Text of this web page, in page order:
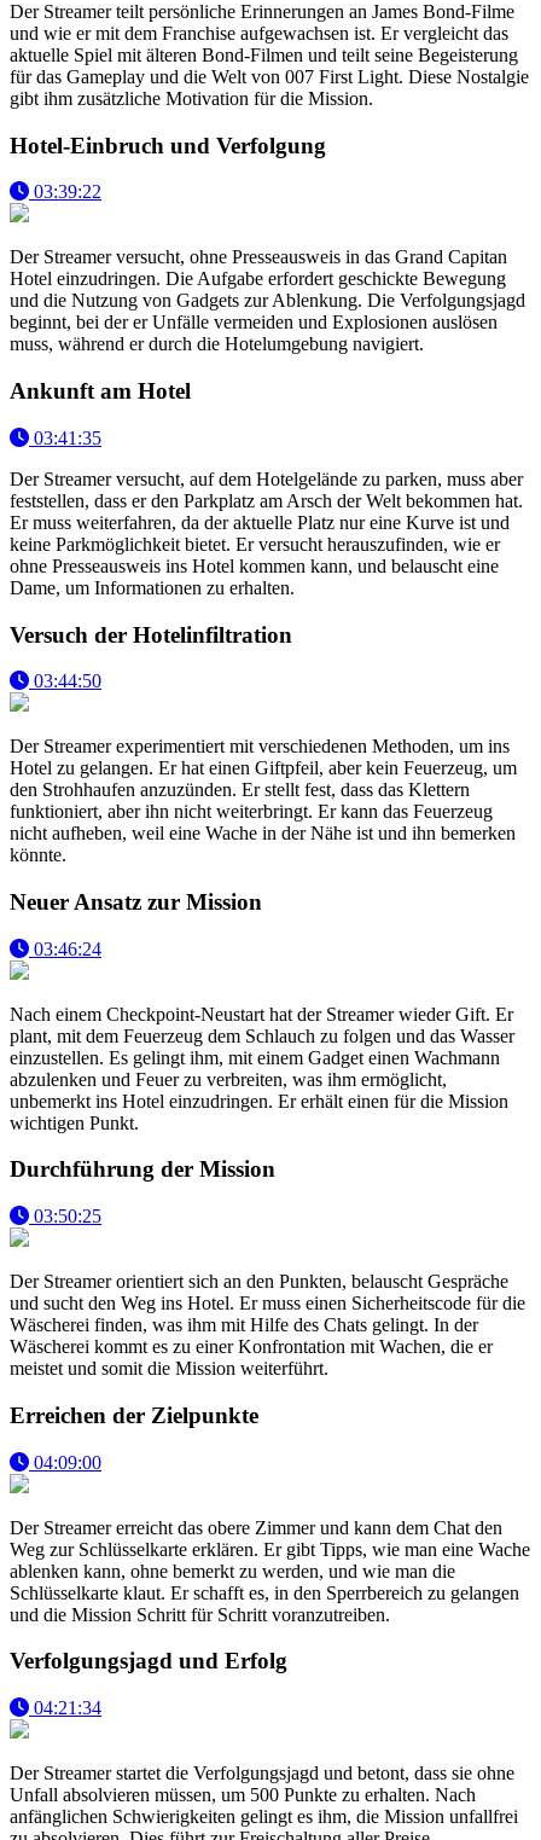
Der Streamer teilt persönliche Erinnerungen an James Bond-Filme
und wie er mit dem Franchise aufgewachsen ist. Er vergleicht das
aktuelle Spiel mit älteren Bond-Filmen und teilt seine Begeisterung
für das Gameplay und die Welt von 007 First Light. Diese Nostalgie
gibt ihm zusätzliche Motivation für die Mission.
Hotel-Einbruch und Verfolgung
03:39:22
Der Streamer versucht, ohne Presseausweis in das Grand Capitan
Hotel einzudringen. Die Aufgabe erfordert geschickte Bewegung
und die Nutzung von Gadgets zur Ablenkung. Die Verfolgungsjagd
beginnt, bei der er Unfälle vermeiden und Explosionen auslösen
muss, während er durch die Hotelumgebung navigiert.
Ankunft am Hotel
03:41:35
Der Streamer versucht, auf dem Hotelgelände zu parken, muss aber
feststellen, dass er den Parkplatz am Arsch der Welt bekommen hat.
Er muss weiterfahren, da der aktuelle Platz nur eine Kurve ist und
keine Parkmöglichkeit bietet. Er versucht herauszufinden, wie er
ohne Presseausweis ins Hotel kommen kann, und belauscht eine
Dame, um Informationen zu erhalten.
Versuch der Hotelinfiltration
03:44:50
Der Streamer experimentiert mit verschiedenen Methoden, um ins
Hotel zu gelangen. Er hat einen Giftpfeil, aber kein Feuerzeug, um
den Strohhaufen anzuzünden. Er stellt fest, dass das Klettern
funktioniert, aber ihn nicht weiterbringt. Er kann das Feuerzeug
nicht aufheben, weil eine Wache in der Nähe ist und ihn bemerken
könnte.
Neuer Ansatz zur Mission
03:46:24
Nach einem Checkpoint-Neustart hat der Streamer wieder Gift. Er
plant, mit dem Feuerzeug dem Schlauch zu folgen und das Wasser
einzustellen. Es gelingt ihm, mit einem Gadget einen Wachmann
abzulenken und Feuer zu verbreiten, was ihm ermöglicht,
unbemerkt ins Hotel einzudringen. Er erhält einen für die Mission
wichtigen Punkt.
Durchführung der Mission
03:50:25
Der Streamer orientiert sich an den Punkten, belauscht Gespräche
und sucht den Weg ins Hotel. Er muss einen Sicherheitscode für die
Wäscherei finden, was ihm mit Hilfe des Chats gelingt. In der
Wäscherei kommt es zu einer Konfrontation mit Wachen, die er
meistet und somit die Mission weiterführt.
Erreichen der Zielpunkte
04:09:00
Der Streamer erreicht das obere Zimmer und kann dem Chat den
Weg zur Schlüsselkarte erklären. Er gibt Tipps, wie man eine Wache
ablenken kann, ohne bemerkt zu werden, und wie man die
Schlüsselkarte klaut. Er schafft es, in den Sperrbereich zu gelangen
und die Mission Schritt für Schritt voranzutreiben.
Verfolgungsjagd und Erfolg
04:21:34
Der Streamer startet die Verfolgungsjagd und betont, dass sie ohne
Unfall absolvieren müssen, um 500 Punkte zu erhalten. Nach
anfänglichen Schwierigkeiten gelingt es ihm, die Mission unfallfrei